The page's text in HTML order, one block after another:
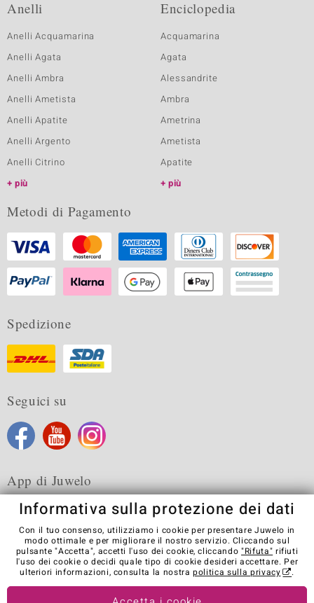
Anelli
Anelli Acquamarina
Anelli Agata
Anelli Ambra
Anelli Ametista
Anelli Apatite
Anelli Argento
Anelli Citrino
più
Enciclopedia
Acquamarina
Agata
Alessandrite
Ambra
Ametrina
Ametista
Apatite
più
Metodi di Pagamento
Spedizione
Seguici su
App di Juwelo
Condizioni generali di vendita Informativa Privacy
Cookies
Note legali
Contatti
Recedere dal contratto
Visit our stores in other countries:
Informativa sulla protezione dei dati
Con il tuo consenso, utilizziamo i cookie per presentare Juwelo in
modo ottimale e per migliorare il nostro servizio. Cliccando sul
pulsante "Accetta", accetti l'uso dei cookie, cliccando "Rifuta" rifiuti
l'uso dei cookie o decidi quale tipo di cookie desideri accettare. Per
ulteriori informazioni, consulta la nostrapolitica sulla privacy .